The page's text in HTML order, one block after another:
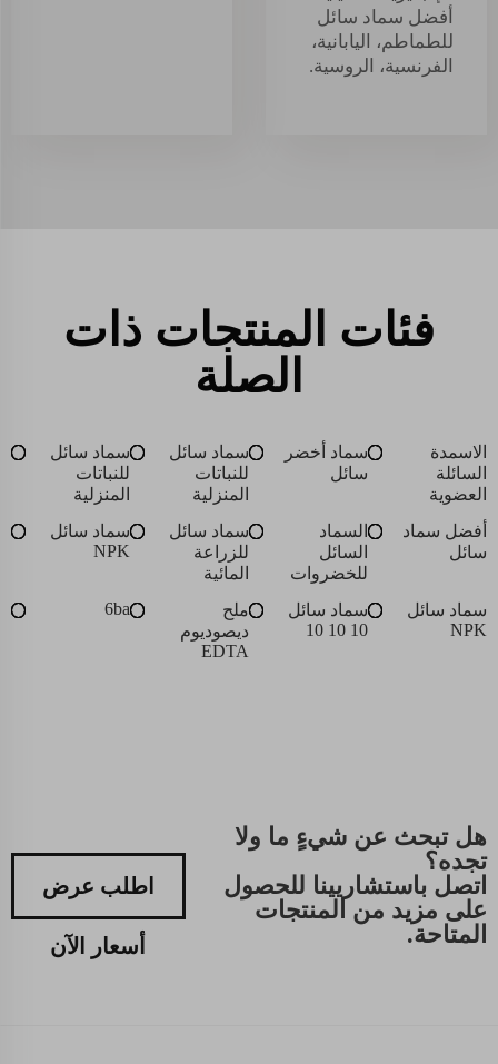
أفضل سماد سائل
للطماطم، اليابانية،
الفرنسية، الروسية.
فئات المنتجات ذات
الصلة
الاسمدة
السائلة
العضوية
سماد أخضر
سائل
سماد سائل
للنباتات
المنزلية
سماد سائل
للنباتات
المنزلية
أفضل سماد
سائل
السماد
السائل
للخضروات
سماد سائل
للزراعة
المائية
سماد سائل
NPK
سماد سائل
NPK
سماد سائل
10 10 10
ملح
ديصوديوم
EDTA
6ba
هل تبحث عن شيءٍ ما ولا
تجده؟
اتصل باستشاريينا للحصول
على مزيد من المنتجات
المتاحة.
اطلب عرض
أسعار الآن